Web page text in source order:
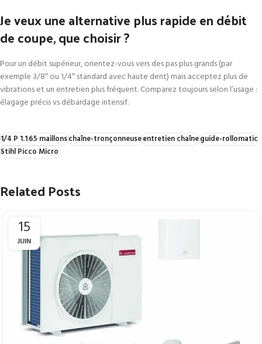
Je veux une alternative plus rapide en débit
de coupe, que choisir ?
Pour un débit supérieur, orientez-vous vers des pas plus grands (par
exemple 3/8″ ou 1/4″ standard avec haute dent) mais acceptez plus de
vibrations et un entretien plus fréquent. Comparez toujours selon l’usage :
élagage précis vs débardage intensif.
1/4 P 1.165 maillonschaîne-tronçonneuseentretien chaîneguide-rollomatic
Stihl Picco Micro
Related Posts
15
JUIN